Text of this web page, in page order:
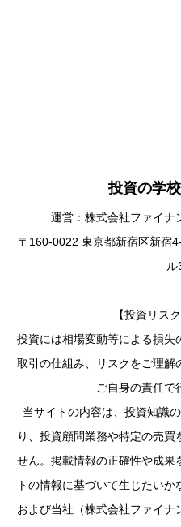
投資の学
運営：株式会社ファイナ
〒160-0022 東京都新宿区新宿
ル
【投資リス
投資には相場変動等による損
取引の仕組み、リスクをご理解
ご自身の責任で
当サイトの内容は、投資知識
り、投資顧問業務や特定の売
せん。掲載情報の正確性や成果
トの情報に基づいて生じたい
および当社（株式会社ファイ